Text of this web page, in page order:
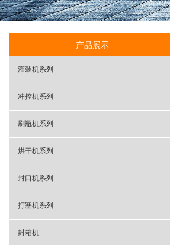
产品展示
灌装机系列
冲控机系列
刷瓶机系列
烘干机系列
封口机系列
打塞机系列
封箱机